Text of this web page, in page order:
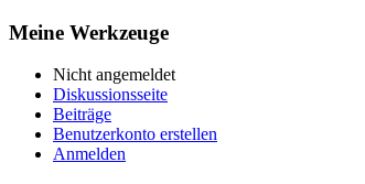
Meine Werkzeuge
Nicht angemeldet
Diskussionsseite
Beiträge
Benutzerkonto erstellen
Anmelden